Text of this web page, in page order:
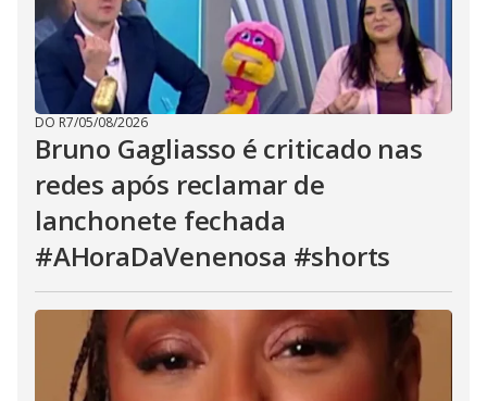
DO R7/05/08/2026
Bruno Gagliasso é criticado nas
redes após reclamar de
lanchonete fechada
#AHoraDaVenenosa #shorts